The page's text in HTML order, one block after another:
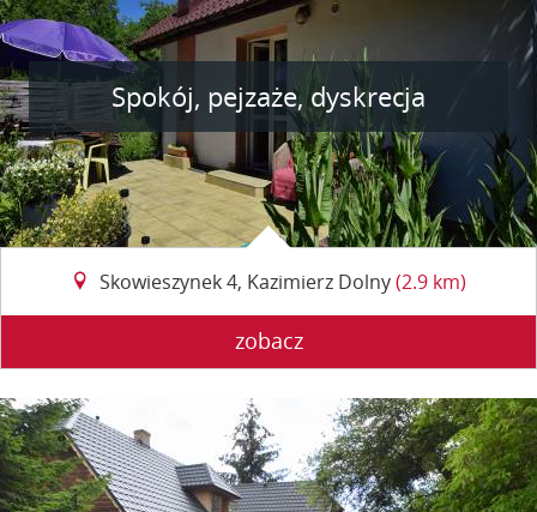
Spokój, pejzaże, dyskrecja
Skowieszynek 4, Kazimierz Dolny(2.9 km)
zobacz